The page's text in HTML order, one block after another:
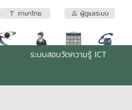
ภาษาไทย ผู้ดูแลระบบ
ระบบสอบวัดความรู้ ICT